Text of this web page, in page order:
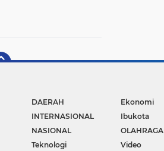
DAERAH
Ekonomi
INTERNASIONAL
Ibukota
NASIONAL
OLAHRAGA
Teknologi Video